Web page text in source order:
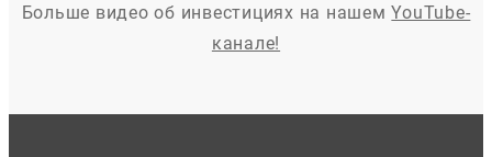
Больше видео об инвестициях на нашемYouTube-
канале!